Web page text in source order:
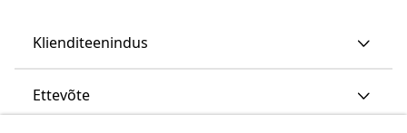
Klienditeenindus
Ettevõte